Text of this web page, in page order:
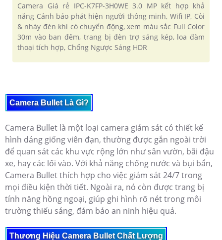
Camera Giá rẻ IPC-K7FP-3H0WE 3.0 MP kết hợp khả
năng Cảnh báo phát hiện người thông minh, Wifi IP, Còi
& nháy đèn khi có chuyển động, xem màu sắc Full Color
30m vào ban đêm, trang bị đèn trợ sáng kép, loa đàm
thoại tích hợp, Chống Ngược Sáng HDR
Camera Bullet Là Gì?
Camera Bullet là một loại camera giám sát có thiết kế
hình dáng giống viên đạn, thường được gắn ngoài trời
để quan sát các khu vực rộng lớn như sân vườn, bãi đậu
xe, hay các lối vào. Với khả năng chống nước và bụi bẩn,
Camera Bullet thích hợp cho việc giám sát 24/7 trong
mọi điều kiện thời tiết. Ngoài ra, nó còn được trang bị
tính năng hồng ngoại, giúp ghi hình rõ nét trong môi
trường thiếu sáng, đảm bảo an ninh hiệu quả.
Thương Hiệu Camera Bullet Chất Lượng